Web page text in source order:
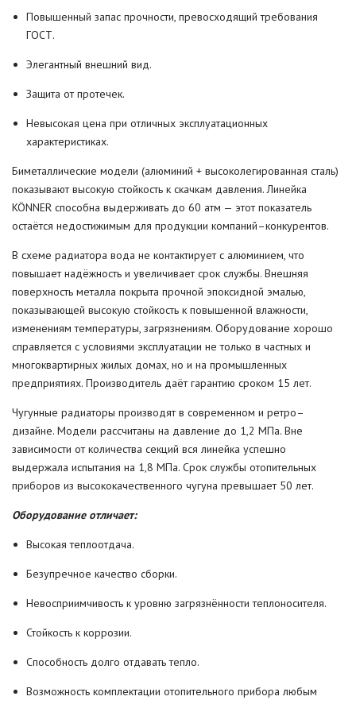
Повышенный запас прочности, превосходящий требования
ГОСТ.
Элегантный внешний вид.
Защита от протечек.
Невысокая цена при отличных эксплуатационных
характеристиках.
Биметаллические модели (алюминий + высоколегированная сталь)
показывают высокую стойкость к скачкам давления. Линейка
KÖNNER способна выдерживать до 60 атм — этот показатель
остаётся недостижимым для продукции компаний–конкурентов.
В схеме радиатора вода не контактирует с алюминием, что
повышает надёжность и увеличивает срок службы. Внешняя
поверхность металла покрыта прочной эпоксидной эмалью,
показывающей высокую стойкость к повышенной влажности,
изменениям температуры, загрязнениям. Оборудование хорошо
справляется с условиями эксплуатации не только в частных и
многоквартирных жилых домах, но и на промышленных
предприятиях. Производитель даёт гарантию сроком 15 лет.
Чугунные радиаторы производят в современном и ретро–
дизайне. Модели рассчитаны на давление до 1,2 МПа. Вне
зависимости от количества секций вся линейка успешно
выдержала испытания на 1,8 МПа. Срок службы отопительных
приборов из высококачественного чугуна превышает 50 лет.
Оборудование отличает:
Высокая теплоотдача.
Безупречное качество сборки.
Невосприимчивость к уровню загрязнённости теплоносителя.
Стойкость к коррозии.
Способность долго отдавать тепло.
Возможность комплектации отопительного прибора любым